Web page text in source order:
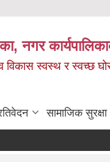
नगर
विकास स्वस्थ र स्वच्छ
सामाजिक सुरक्षा